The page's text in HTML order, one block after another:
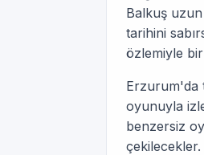
Balkuş uzun
tarihini
özlemiyle
Erzurum'da
oyunuyla
benzersiz
çekilecekler.